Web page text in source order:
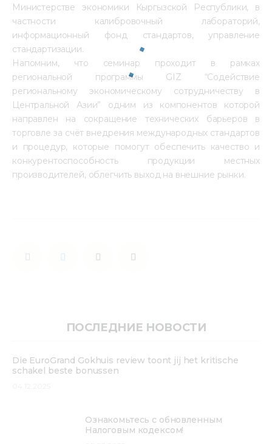
Министерстве экономики Кыргызской Республики, в
частности калибровочный лабораторий,
информационный фонд стандартов, управление
стандартизации.
Напомним, что семинар проходит в рамках
региональной программы GIZ “Содействие
региональному экономическому сотрудничеству в
Центральной Азии” одним из компонентов которой
направлен на сокращение технических барьеров в
торговле за счёт внедрения международных стандартов
и процедур, которые помогут обеспечить качество и
конкурентоспособность продукции местных
производителей, облегчить выход на внешние рынки.
ПОСЛЕДНИЕ НОВОСТИ
Die EuroGrand Gokhuis review toont jij het kritische
schakel beste bonussen
Ознакомьтесь с обновленным
Налоговым кодексом!